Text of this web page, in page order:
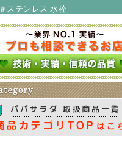
＃ステンレス 水栓
＃浄水器